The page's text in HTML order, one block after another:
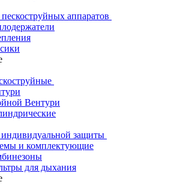
аппаратов
Вентури
индивидуальной защиты
и комплектующие
для дыхания